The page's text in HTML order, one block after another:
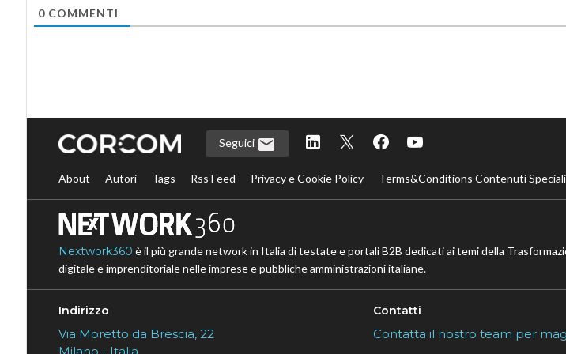
0COMMENTI
Seguici
About Autori Tags Rss Feed Privacy e Cookie Policy Terms&Conditions Contenuti
Nextwork360 è il più grande network in Italia di testate e portali B2B dedicati ai temi della
digitale e imprenditoriale nelle imprese e pubbliche amministrazioni italiane.
Indirizzo
Via Moretto da Brescia, 22
Milano - Italia
Contatti
Contatta il nostro team per